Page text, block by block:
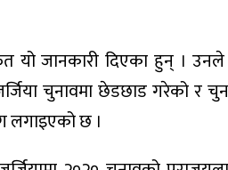
यो जानकारी दिएका हुन् ।
चुनावमा छेडछाड गरेको र
लगाइएको छ ।